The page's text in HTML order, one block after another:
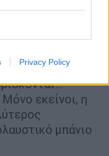
Privacy Policy
η πρώτη φορά
ξαπλώστρες
κομμάτι
υπάρχει και
την ησυχία
εκείνοι, η
μπάνιο